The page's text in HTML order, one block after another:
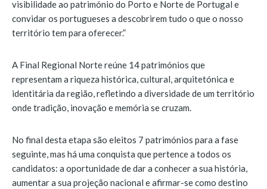
visibilidade ao património do Porto e Norte de Portugal e
convidar os portugueses a descobrirem tudo o que o nosso
território tem para oferecer.”
A Final Regional Norte reúne 14 patrimónios que
representam a riqueza histórica, cultural, arquitetónica e
identitária da região, refletindo a diversidade de um território
onde tradição, inovação e memória se cruzam.
No final desta etapa são eleitos 7 patrimónios para a fase
seguinte, mas há uma conquista que pertence a todos os
candidatos: a oportunidade de dar a conhecer a sua história,
aumentar a sua projeção nacional e afirmar-se como destino